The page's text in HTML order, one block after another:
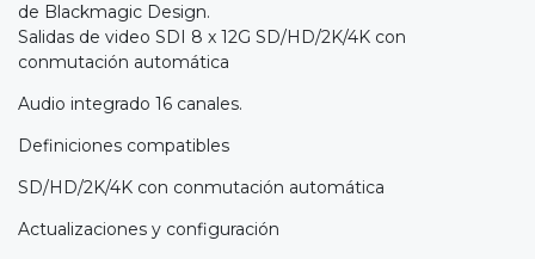
de Blackmagic Design.
Salidas de video SDI 8 x 12G SD/HD/2K/4K con
conmutación automática
Audio integrado 16 canales.
Definiciones compatibles
SD/HD/2K/4K con conmutación automática
Actualizaciones y configuración